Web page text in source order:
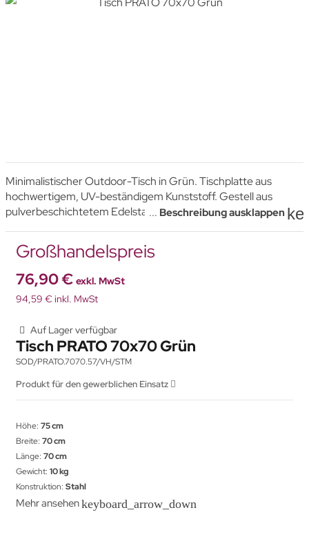
Minimalistischer Outdoor-Tisch in Grün. Tischplatte aus
hochwertigem, UV-beständigem Kunststoff. Gestell aus
pulverbeschichtetem Edelstahl mit E-Coating-Beschichtung.
... Beschreibung ausklappen
Großhandelspreis
76,90 € exkl. MwSt
94,59 € inkl. MwSt
Auf Lager verfügbar
Tisch PRATO 70x70 Grün
SOD/PRATO.7070.57/VH/STM
Produkt für den gewerblichen Einsatz
Höhe: 75 cm
Breite: 70 cm
Länge: 70 cm
Gewicht: 10 kg
Konstruktion: Stahl
Mehr ansehenkeyboard_arrow_down